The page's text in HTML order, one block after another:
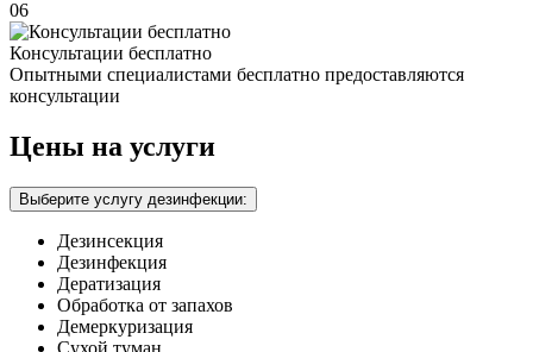
06
Консультации бесплатно
Опытными специалистами бесплатно предоставляются
консультации
Цены на услуги
Выберите услугу дезинфекции:
Дезинсекция
Дезинфекция
Дератизация
Обработка от запахов
Демеркуризация
Сухой туман